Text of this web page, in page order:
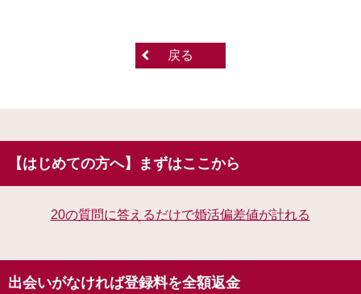
戻る
【はじめての方へ】まずはここから
20の質問に答えるだけで婚活偏差値が計れる
出会いがなければ登録料を全額返金